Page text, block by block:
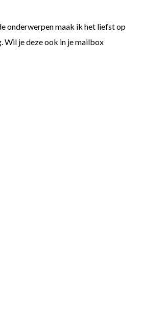
onderwerpen maak ik het liefst op
Wil je deze ook in je mailbox